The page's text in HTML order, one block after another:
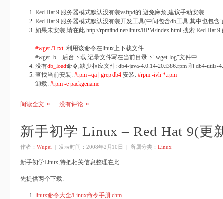
Red Hat 9 服务器模式默认没有装vsftpd的,避免麻烦,建议手动安装
Red Hat 9 服务器模式默认没有装开发工具(中间包含db工具,其中也包含
如果未安装,请在此 http://rpmfind.net/linux/RPM/index.html 搜索 Red Hat
#wget /1.txt利用该命令在linux上下载文件
#wget -b 后台下载,记录文件写在当前目录下"wget-log"文件中
没有db_load命令,缺少相应文件: db4-java-4.0.14-20.i386.rpm 和 db4-utils-
查找当前安装: #rpm –qa | grep db4 安装: #rpm -ivh *.rpm
卸载: #rpm -e packgename
阅读全文 没有评论
新手初学 Linux – Red Hat 9(更
作者： Wupei | 发表时间： 2008年2月10日 | 所属分类： Linux
新手初学Linux,特把相关信息整理在此
先提供两个下载:
linux命令大全/Linux命令手册.chm